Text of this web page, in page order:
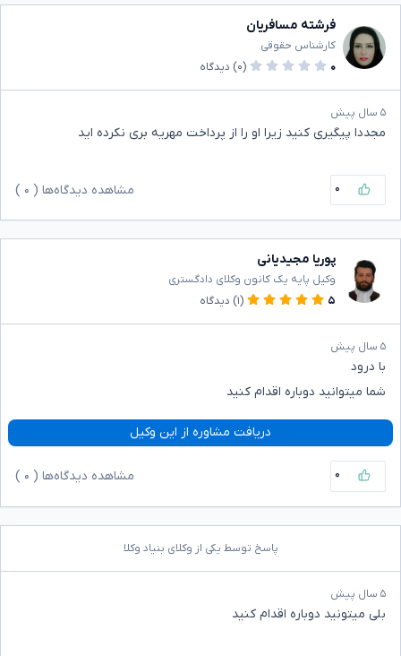
فرشته مسافریان
کارشناس حقوقی
۰
(۰) دیدگاه
۵ سال پیش
مجددا پیگیری کنید زیرا او را از پرداخت مهریه بری نکرده اید
۰ مشاهده دیدگاه‌ها ( ۰
پوریا مجیدیانی
وکیل پایه یک کانون وکلای دادگستری
۵
(۱) دیدگاه
۵ سال پیش
با درود
شما میتوانید دوباره اقدام کنید
دریافت مشاوره از این وکیل
۰ مشاهده دیدگاه‌ها ( ۰
پاسخ توسط یکی از وکلای بنیاد وکلا
۵ سال پیش
بلی میتونید دوباره اقدام کنید